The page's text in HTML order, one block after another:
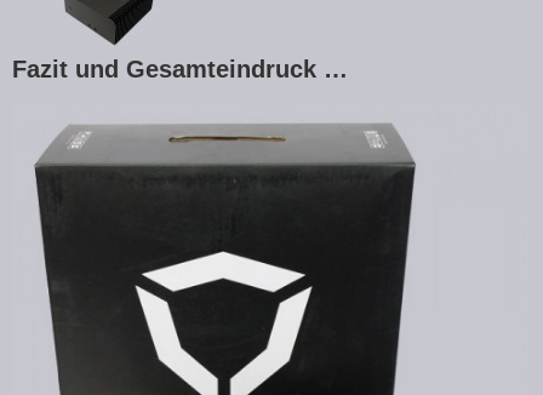
Fazit und Gesamteindruck …